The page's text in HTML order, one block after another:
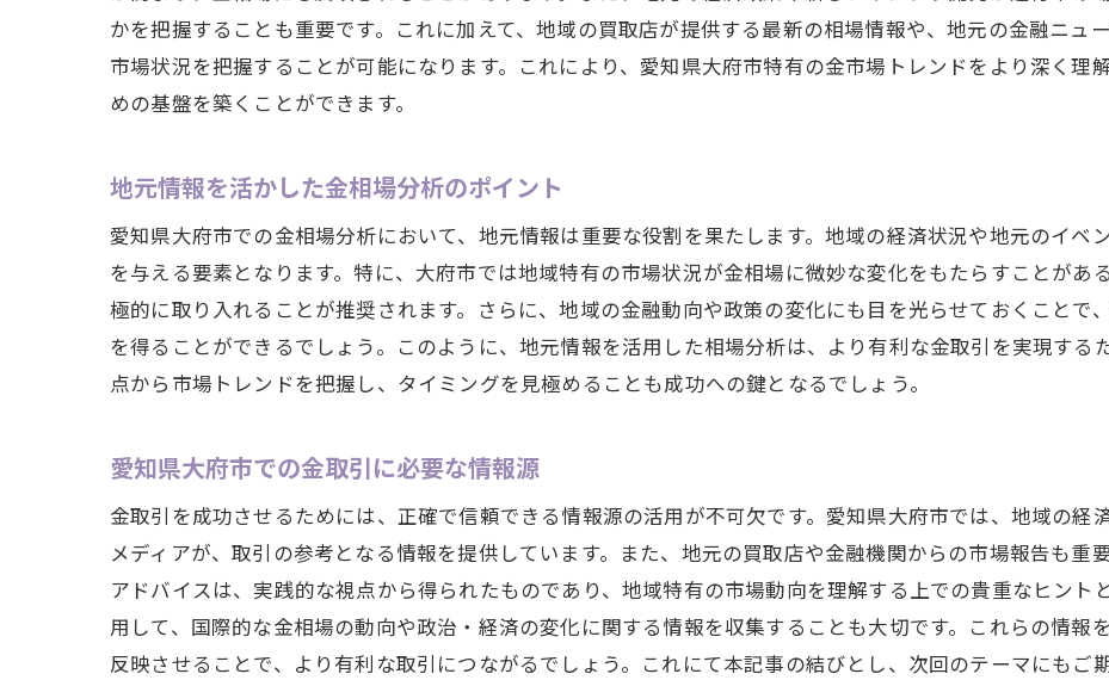
リスク管理を考慮した売却プランの構築
最新情報を活かした売却戦略の提案
愛知県大府市での取引を有利にする秘訣
地元市場に精通した売買戦略の立案
愛知県大府市での取引成功事例を学ぶ
金の売買成功を支える心理的要因
愛知県大府市での信頼できる取引先選び
愛知県大府市の経済動向と金市場の反応
ニュースから読み解く金価格の変動要因
地域報道が金相場に及ぼす直接的影響
愛知県大府市における経済イベントと金相場の関係
かを把握することも重要です。これに加えて、地域の買取店が提供する最新の相場情報や、地元の金融ニュ
市場状況を把握することが可能になります。これにより、愛知県大府市特有の金市場トレンドをより深く理
めの基盤を築くことができます。
地元情報を活かした金相場分析のポイント
愛知県大府市での金相場分析において、地元情報は重要な役割を果たします。地域の経済状況や地元のイベ
を与える要素となります。特に、大府市では地域特有の市場状況が金相場に微妙な変化をもたらすことがあ
極的に取り入れることが推奨されます。さらに、地域の金融動向や政策の変化にも目を光らせておくことで
を得ることができるでしょう。このように、地元情報を活用した相場分析は、より有利な金取引を実現する
点から市場トレンドを把握し、タイミングを見極めることも成功への鍵となるでしょう。
愛知県大府市での金取引に必要な情報源
金取引を成功させるためには、正確で信頼できる情報源の活用が不可欠です。愛知県大府市では、地域の経
メディアが、取引の参考となる情報を提供しています。また、地元の買取店や金融機関からの市場報告も重
アドバイスは、実践的な視点から得られたものであり、地域特有の市場動向を理解する上での貴重なヒント
用して、国際的な金相場の動向や政治・経済の変化に関する情報を収集することも大切です。これらの情報
反映させることで、より有利な取引につながるでしょう。これにて本記事の結びとし、次回のテーマにもご